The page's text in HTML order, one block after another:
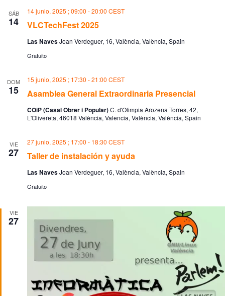
SÁB
14 VLCTechFest 2025
14 junio, 2025 ; 09:00 -20:00 CEST
Las NavesJoan Verdeguer, 16, València, València, Spain
Gratuito
DOM
15 Asamblea General Extraordinaria Presencial
15 junio, 2025 ; 17:30 -21:00 CEST
COiP (Casal Obrer i Popular)C. d'Olimpia Arozena Torres, 42,
L'Olivereta, 46018 València, Valencia, València, València, Spain
VIE
27 Taller de instalación y ayuda
27 junio, 2025 ; 17:00 - 18:30 CEST
Las NavesJoan Verdeguer, 16, València, València, Spain
Gratuito
VIE
27